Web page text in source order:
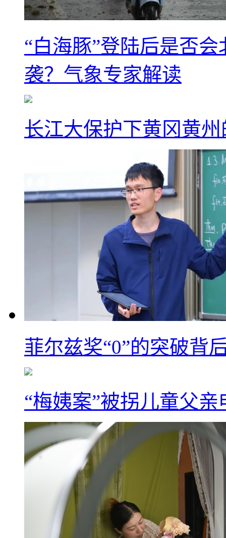
“白海豚”登陆后是否
袭？气象专家解读
长江大保护下黄冈黄
菲尔兹奖“0”的突破背
“梅姨案”被拐儿童父